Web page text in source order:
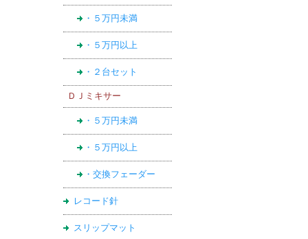
・５万円未満
・５万円以上
・２台セット
ＤＪミキサー
・５万円未満
・５万円以上
・交換フェーダー
レコード針
スリップマット